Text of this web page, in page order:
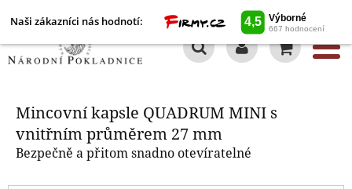
Naši zákazníci nás hodnotí:
Mincovní kapsle QUADRUM MINI s
vnitřním průměrem 27 mm
Bezpečně a přitom snadno otevíratelné
Mincovní kapsle QUADRUM MINI